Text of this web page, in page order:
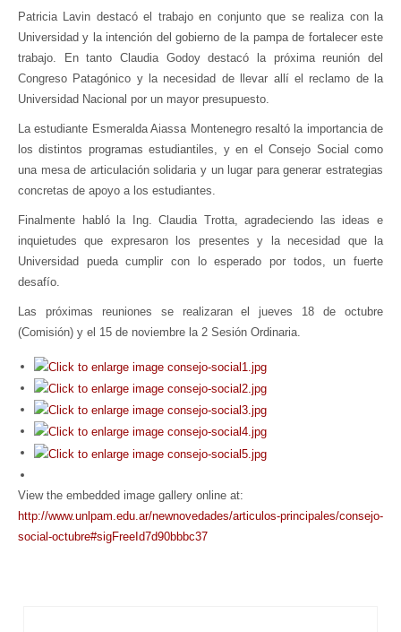
Patricia Lavin destacó el trabajo en conjunto que se realiza con la
Universidad y la intención del gobierno de la pampa de fortalecer este
trabajo. En tanto Claudia Godoy destacó la próxima reunión del
Congreso Patagónico y la necesidad de llevar allí el reclamo de la
Universidad Nacional por un mayor presupuesto.
La estudiante Esmeralda Aiassa Montenegro resaltó la importancia de
los distintos programas estudiantiles, y en el Consejo Social como
una mesa de articulación solidaria y un lugar para generar estrategias
concretas de apoyo a los estudiantes.
Finalmente habló la Ing. Claudia Trotta, agradeciendo las ideas e
inquietudes que expresaron los presentes y la necesidad que la
Universidad pueda cumplir con lo esperado por todos, un fuerte
desafío.
Las próximas reuniones se realizaran el jueves 18 de octubre
(Comisión) y el 15 de noviembre la 2 Sesión Ordinaria.
View the embedded image gallery online at:
http://www.unlpam.edu.ar/newnovedades/articulos-principales/consejo-
social-octubre#sigFreeId7d90bbbc37